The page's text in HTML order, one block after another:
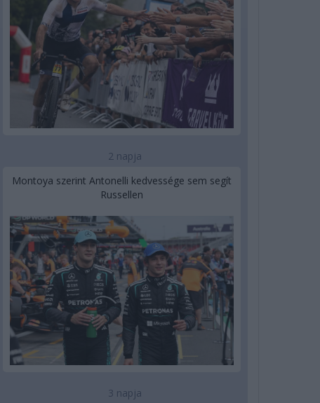
2 napja
Montoya szerint Antonelli kedvessége sem segít
Russellen
3 napja